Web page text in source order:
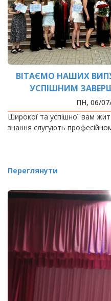
ВІТАЄМО НАШИХ
УСПІШНИМ
ПН, 06/
Широкої та успішної вам
знання слугують
Переглянути